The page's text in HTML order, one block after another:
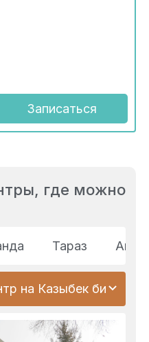
Записаться
где можно
Тараз
на Казыбек би